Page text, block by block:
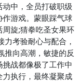
中，全员打破职级
游戏。蒙眼踩气球
旋;猜拳吃圣女果环
考验耐心与配合，
推向高潮，敏捷的反
战都像极了工作中
执行，最终凝聚成